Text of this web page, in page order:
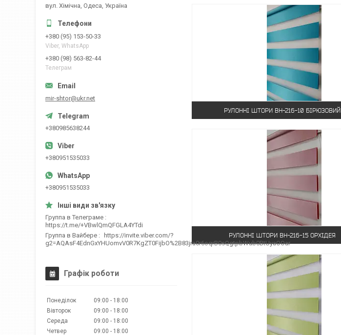
РУЛОННІ ШТОРИ ВН-216-10 БІРЮЗОВИЙ
РУЛОННІ ШТОРИ ВН-216-15 ОРХІДЕЯ
вул. Хiмiчна, Одеса, Україна
+380 (95) 153-50-33
Viber, WhatsApp
+380 (98) 563-82-44
Телеграм
mir-shtor@ukr.net
+380985638244
+380951535033
+380951535033
Группа в Телеграме
https://t.me/+VBwlQmQFGLA4YTdi
Группа в Вайбере
https://invite.viber.com/?
g2=AQAsF4EdnGxYHUomvV0R7KgZT0FijbO%2B83jra0r6oqrB0sQgtpbWub0BtUyaOOar
Графік роботи
Понеділок 09:00
18:00
Вівторок
09:00
18:00
Середа
09:00
18:00
Четвер
09:00
18:00